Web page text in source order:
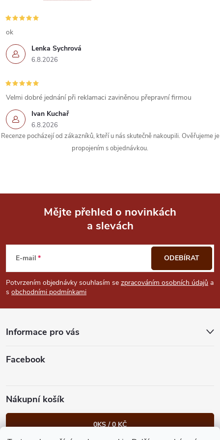
Lenka Sychrová
6.8.2026
ok
Ivan Kuchař
6.8.2026
Velmi dobré jednání při reklamaci zaviněnou přepravní firmou
Recenze pocházejí od zákazníků, kteří u nás skutečně nakoupili. Ověřujeme je
propojením s objednávkou.
p
a
Mějte přehled o novinkách
a slevách
E-mail
Potvrzením objednávky souhlasím se zpracováním osobních údajů a
s obchodními podmínkami
ODEBÍRAT
Informace pro vás
Facebook
Nákupní košík
0KS /0 KČ